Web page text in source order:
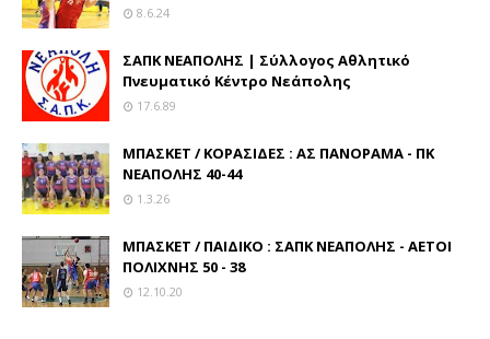
8.6.24
ΣΑΠΚ ΝΕΑΠΟΛΗΣ | Σύλλογος Αθλητικό
Πνευματικό Κέντρο Νεάπολης
17.6.89
ΜΠΑΣΚΕΤ / ΚΟΡΑΣΙΔΕΣ : ΑΣ ΠΑΝΟΡΑΜΑ - ΠΚ
ΝΕΑΠΟΛΗΣ 40-44
1.3.26
ΜΠΑΣΚΕΤ / ΠΑΙΔΙΚΟ : ΣΑΠΚ ΝΕΑΠΟΛΗΣ - ΑΕΤΟΙ
ΠΟΛΙΧΝΗΣ 50 - 38
12.10.20